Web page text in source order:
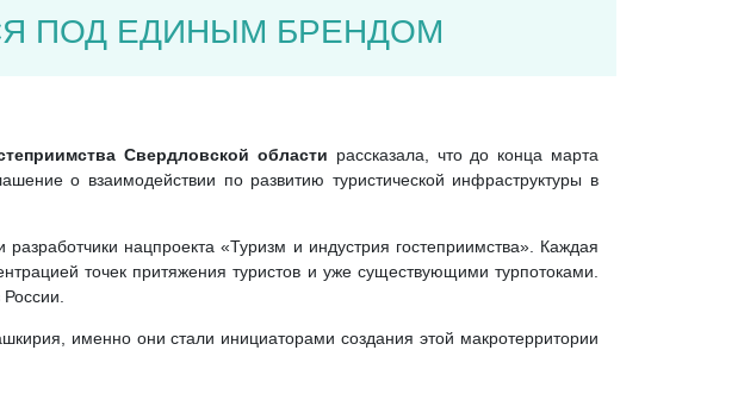
ПОД ЕДИНЫМ БРЕНДОМ
Свердловской области рассказала, что до конца марта
о взаимодействии по развитию туристической инфраструктуры в
нацпроекта «Туризм и индустрия гостеприимства». Каждая
точек притяжения туристов и уже существующими турпотоками.
именно они стали инициаторами создания этой макротерритории